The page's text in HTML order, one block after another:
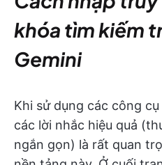
khóa tìm kiếm
Gemini
Khi sử dụng các công
các lời nhắc hiệu quả
ngắn gọn) là rất quan